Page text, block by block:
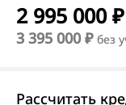
2 995 000 ₽
3 395 000 ₽ без
Рассчитать